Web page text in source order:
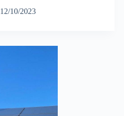
12/10/2023